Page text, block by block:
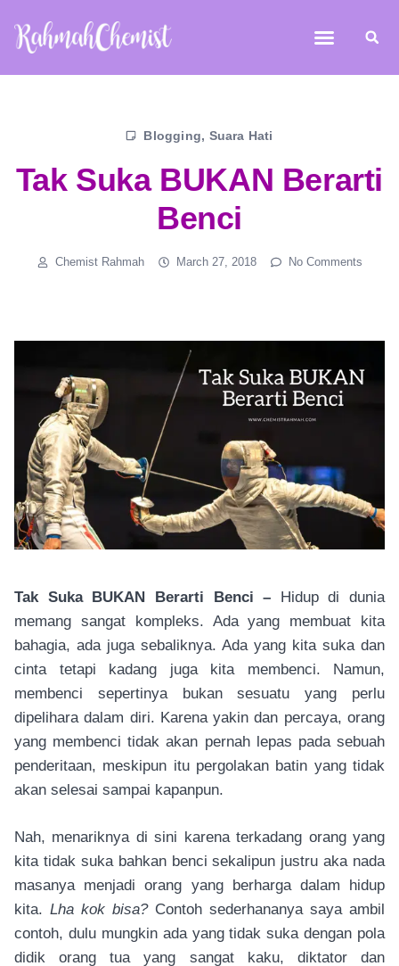
Blogging, Suara Hati
Tak Suka BUKAN Berarti
Benci
Chemist Rahmah March 27, 2018 No Comments
Tak Suka BUKAN Berarti Benci – Hidup di dunia
memang sangat kompleks. Ada yang membuat kita
bahagia, ada juga sebaliknya. Ada yang kita suka dan
cinta tetapi kadang juga kita membenci. Namun,
membenci sepertinya bukan sesuatu yang perlu
dipelihara dalam diri. Karena yakin dan percaya, orang
yang membenci tidak akan pernah lepas pada sebuah
penderitaan, meskipun itu pergolakan batin yang tidak
akan selesai sampai kapanpun.
Nah, menariknya di sini karena terkadang orang yang
kita tidak suka bahkan benci sekalipun justru aka nada
masanya menjadi orang yang berharga dalam hidup
kita. Lha kok bisa? Contoh sederhananya saya ambil
contoh, dulu mungkin ada yang tidak suka dengan pola
didik orang tua yang sangat kaku, diktator dan